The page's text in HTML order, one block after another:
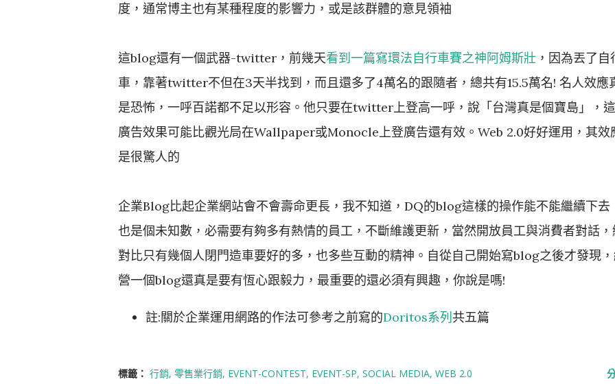
度，通常博主也有某種程度的影響力，或是該群體的意見領袖
這blog還有一個武器-twitter，前幾天看到一篇寫環法自行車賽之神阿姆斯壯 ，因為丟了自
車，靠著twitter不但在3天半找到，而且還多了4萬名的跟隨者，總共有15.5萬名! 名人效應
是恐怖，一呼百諾都不足以形容。他只要在twitter上登高一呼，說「台灣真是個寶島」，這
廣告效果可能比觀光局在Wallpaper或Monocle上登廣告還有效。Web 2.0好好運用，其效
是很驚人的
企業Blog比起企業網站會不會壽命更長，我不知道，DQ的blog這樣的操作能不能繼續下去
也是個未知數，必需要有夠多有熱情的員工，不斷維護更新，當然開放員工與消費者對話
對比只有幾個人閉門造車要好的多，也多些互動的精神。自從自己開始寫blog之後才發現
營一個blog還真是要有恆心跟毅力，最重要的還必須有興趣，你說是嗎!
註:關於企業運用網路的作法可參考之前寫的Doritos系列 共五篇
標籤： 行銷 零售業行銷 EVENT-CONTEST EVENT-SP SOCIAL MEDIA WEB 2.0